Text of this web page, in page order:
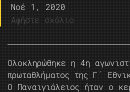
Νοέ 1, 2020
Αφήστε σχόλιο
Ολοκληρώθηκε η 4η
πρωταθλήματος της Γ΄
Ο Παναιγιάλειος ήταν ο